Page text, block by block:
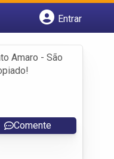
Entrar
Amaro - São
Comente